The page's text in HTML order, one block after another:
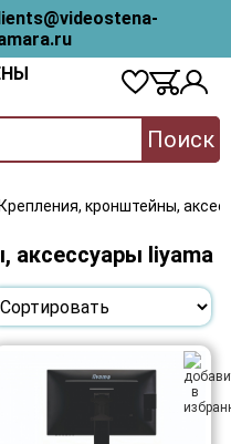
Поиск
Крепления, кронштейны,
аксессуары Iiyama